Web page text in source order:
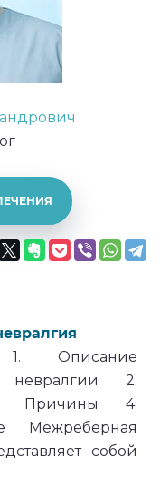
1. Описание
невралгии 2.
Причины 4.
Межреберная
собой